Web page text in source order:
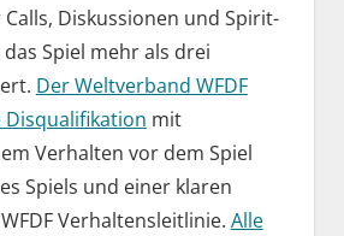
Diskussionen und Spirit-
Spiel mehr als drei
Der Weltverband WFDF
mit
Verhalten vor dem Spiel
Spiels und einer klaren
Verhaltensleitlinie. Alle